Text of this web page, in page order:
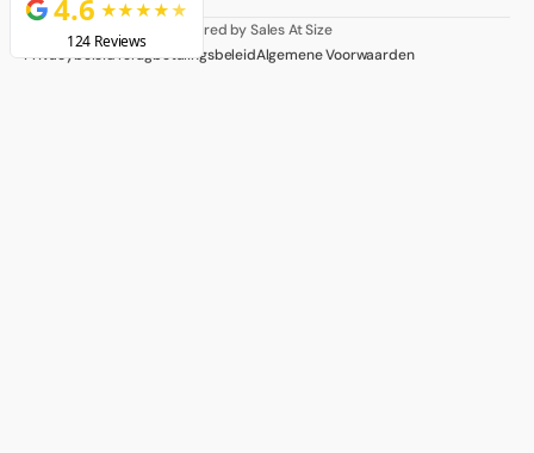
Facebook
Instagram
Powered by Sales At Size
PrivacybeleidTerugbetalingsbeleidAlgemene Voorwaarden